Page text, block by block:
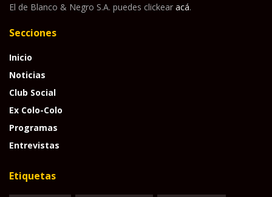
El de Blanco & Negro S.A. puedes clickear acá.
Secciones
Inicio
Noticias
Club Social
Ex Colo-Colo
Programas
Entrevistas
Etiquetas